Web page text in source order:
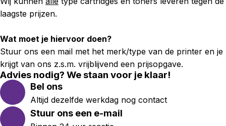
laagste prijzen.
Wat moet je hiervoor doen?
Stuur ons een mail met het merk/type van de printer en je
krijgt van ons z.s.m. vrijblijvend een prijsopgave.
Advies nodig? We staan voor je klaar!
Bel ons
Altijd dezelfde werkdag nog contact
Stuur ons een e-mail